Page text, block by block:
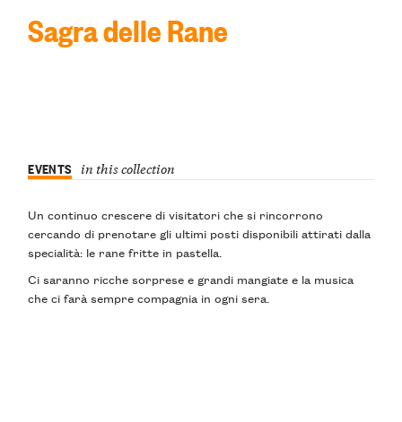
Sagra delle Rane
EVENTS in this collection
Un continuo crescere di visitatori che si rincorrono
cercando di prenotare gli ultimi posti disponibili attirati dalla
specialità: le rane fritte in pastella.
Ci saranno ricche sorprese e grandi mangiate e la musica
che ci farà sempre compagnia in ogni sera.